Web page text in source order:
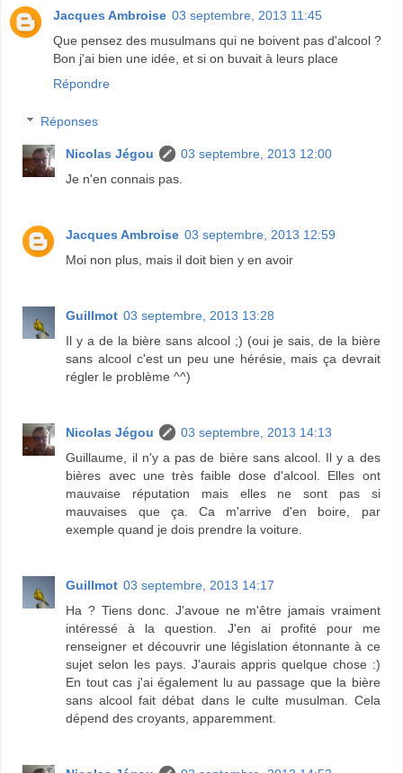
Jacques Ambroise 03 septembre, 2013 11:45
Que pensez des musulmans qui ne boivent pas d'alcool ?
Bon j'ai bien une idée, et si on buvait à leurs place
Répondre
Réponses
Nicolas Jégou
03 septembre, 2013 12:00
Je n'en connais pas.
Jacques Ambroise 03 septembre, 2013 12:59
Moi non plus, mais il doit bien y en avoir
Guillmot 03 septembre, 2013 13:28
Il y a de la bière sans alcool ;) (oui je sais, de la bière
sans alcool c'est un peu une hérésie, mais ça devrait
régler le problème ^^)
Nicolas Jégou
03 septembre, 2013 14:13
Guillaume, il n'y a pas de bière sans alcool. Il y a des
bières avec une très faible dose d'alcool. Elles ont
mauvaise réputation mais elles ne sont pas si
mauvaises que ça. Ca m'arrive d'en boire, par
exemple quand je dois prendre la voiture.
Guillmot 03 septembre, 2013 14:17
Ha ? Tiens donc. J'avoue ne m'être jamais vraiment
intéressé à la question. J'en ai profité pour me
renseigner et découvrir une législation étonnante à ce
sujet selon les pays. J'aurais appris quelque chose :)
En tout cas j'ai également lu au passage que la bière
sans alcool fait débat dans le culte musulman. Cela
dépend des croyants, apparemment.